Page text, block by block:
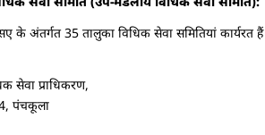
के अंतर्गत 35 तालुका विधिक सेवा समितियां कार्यरत
सेवा प्राधिकरण,
पंचकूला